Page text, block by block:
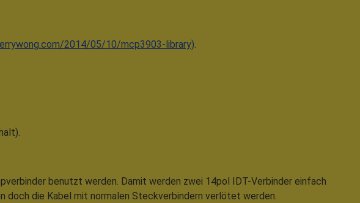
2014/05/10/mcp3903-library).
benutzt werden. Damit werden zwei 14pol IDT-Verbinder einfach
doch die Kabel mit normalen Steckverbindern verlötet werden.